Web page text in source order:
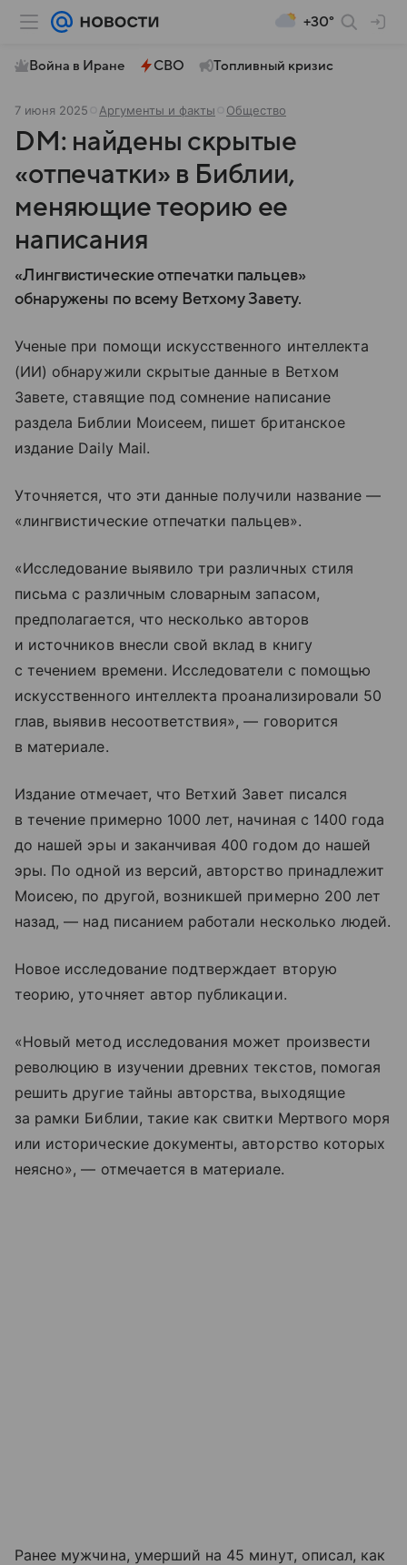
+30°
Война в Иране СВО Топливный кризис
7 июня 2025 Аргументы и факты Общество
DM: найдены скрытые
«отпечатки» в Библии,
меняющие теорию ее
написания
«Лингвистические отпечатки пальцев»
обнаружены по всему Ветхому Завету.
Ученые при помощи искусственного интеллекта
(ИИ) обнаружили скрытые данные в Ветхом
Завете, ставящие под сомнение написание
раздела Библии Моисеем, пишет британское
издание Daily Mail.
Уточняется, что эти данные получили название —
«лингвистические отпечатки пальцев».
«Исследование выявило три различных стиля
письма с различным словарным запасом,
предполагается, что несколько авторов
и источников внесли свой вклад в книгу
с течением времени. Исследователи с помощью
искусственного интеллекта проанализировали 50
глав, выявив несоответствия», — говорится
в материале.
Издание отмечает, что Ветхий Завет писался
в течение примерно 1000 лет, начиная с 1400 года
до нашей эры и заканчивая 400 годом до нашей
эры. По одной из версий, авторство принадлежит
Моисею, по другой, возникшей примерно 200 лет
назад, — над писанием работали несколько людей.
Новое исследование подтверждает вторую
теорию, уточняет автор публикации.
«Новый метод исследования может произвести
революцию в изучении древних текстов, помогая
решить другие тайны авторства, выходящие
за рамки Библии, такие как свитки Мертвого моря
или исторические документы, авторство которых
неясно», — отмечается в материале.
Ранее мужчина, умерший на 45 минут, описал, как